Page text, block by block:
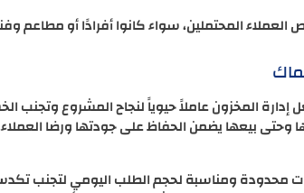
المحتملين، سواء كانوا أفرادًا أو مطاعم
المخزون عاملاً حيوياً لنجاح المشروع وتجنب
وحتى بيعها يضمن الحفاظ على جودتها ورضا
محدودة ومناسبة لحجم الطلب اليومي لتجنب